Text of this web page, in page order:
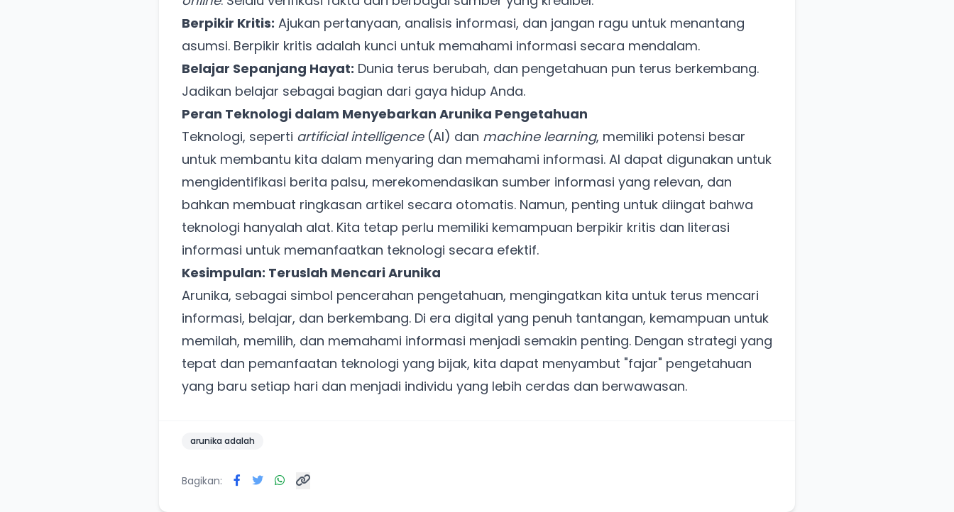
Berpikir Kritis: Ajukan pertanyaan, analisis informasi, dan jangan ragu untuk menantang
asumsi. Berpikir kritis adalah kunci untuk memahami informasi secara mendalam.
Belajar Sepanjang Hayat: Dunia terus berubah, dan pengetahuan pun terus berkembang.
Jadikan belajar sebagai bagian dari gaya hidup Anda.
Peran Teknologi dalam Menyebarkan Arunika Pengetahuan
Teknologi, seperti artificial intelligence(AI) dan machine learning, memiliki potensi besar
untuk membantu kita dalam menyaring dan memahami informasi. AI dapat digunakan untuk
mengidentifikasi berita palsu, merekomendasikan sumber informasi yang relevan, dan
bahkan membuat ringkasan artikel secara otomatis. Namun, penting untuk diingat bahwa
teknologi hanyalah alat. Kita tetap perlu memiliki kemampuan berpikir kritis dan literasi
informasi untuk memanfaatkan teknologi secara efektif.
Kesimpulan: Teruslah Mencari Arunika
Arunika, sebagai simbol pencerahan pengetahuan, mengingatkan kita untuk terus mencari
informasi, belajar, dan berkembang. Di era digital yang penuh tantangan, kemampuan untuk
memilah, memilih, dan memahami informasi menjadi semakin penting. Dengan strategi yang
tepat dan pemanfaatan teknologi yang bijak, kita dapat menyambut "fajar" pengetahuan
yang baru setiap hari dan menjadi individu yang lebih cerdas dan berwawasan.
arunika adalah
Bagikan:
Ada Website Baru!
Khusus untuk kamu yang mau coba
Punya website SMM baru nih! Coba BulkFame
untuk pengalaman lebih baik.
Tanpa daftar ulang, gratis dicoba. Kamu tetap bisa pakai
Zona Sosmed kapan saja.
Lain kali saja